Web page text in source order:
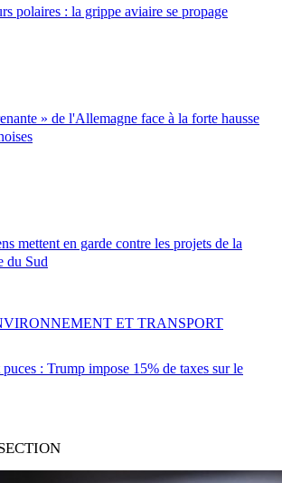
polaires : la grippe aviaire se propage
» de l'Allemagne face à la forte hausse
mettent en garde contre les projets de la
du Sud
: Trump impose 15% de taxes sur le
ET TRANSPORT